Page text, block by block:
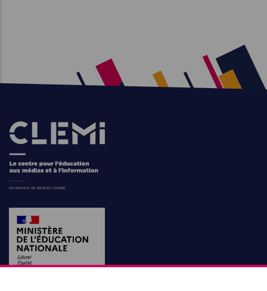
Images